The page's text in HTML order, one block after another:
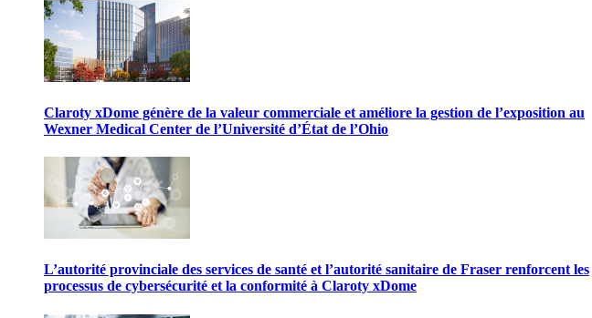
Claroty xDome génère de la valeur commerciale et améliore la gestion de l’exposition au
Wexner Medical Center de l’Université d’État de l’Ohio
L’autorité provinciale des services de santé et l’autorité sanitaire de Fraser renforcent les
processus de cybersécurité et la conformité à Claroty xDome